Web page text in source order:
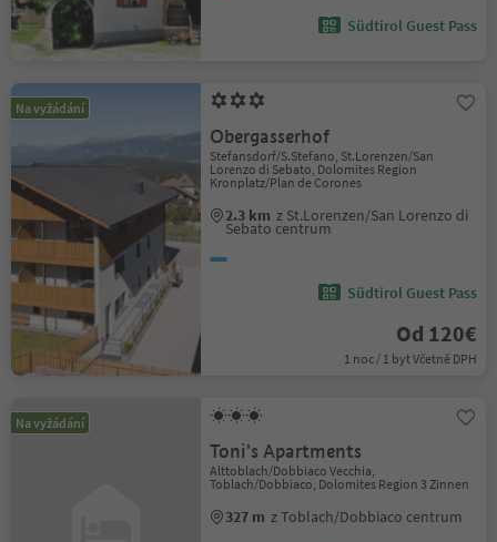
Südtirol Guest Pass
Na vyžádání
Obergasserhof
Stefansdorf/S.Stefano, St.Lorenzen/San
Lorenzo di Sebato, Dolomites Region
Kronplatz/Plan de Corones
2.3 km z St.Lorenzen/San Lorenzo di
Sebato centrum
Südtirol Guest Pass
Od 120€
1 noc / 1 byt Včetně DPH
Na vyžádání
Toni's Apartments
Alttoblach/Dobbiaco Vecchia,
Toblach/Dobbiaco, Dolomites Region 3 Zinnen
327 m z Toblach/Dobbiaco centrum